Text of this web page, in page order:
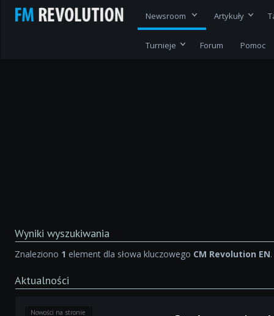
Newsroom Artykuły
Turnieje Forum Pomoc
Wyniki wyszukiwania
Znaleziono 1 element dla słowa kluczowego CM Revolution EN.
Aktualności
Nowości na stronie